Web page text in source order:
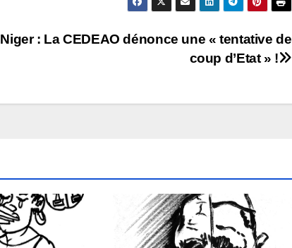
Niger : La CEDEAO dénonce une « tentative de
coup d’Etat » !